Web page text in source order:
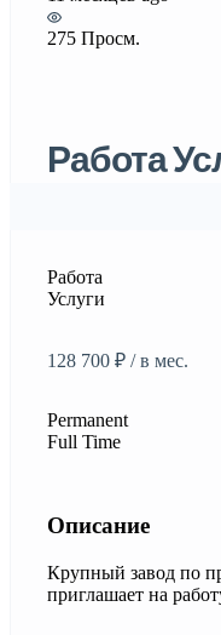
275 Просм.
Работа
Работа
Услуги
128 700 ₽ / в мес.
Permanent
Full Time
Описание
Крупный завод по
приглашает на